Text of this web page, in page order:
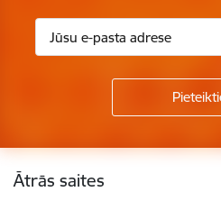
Kājene
Ātrās saites